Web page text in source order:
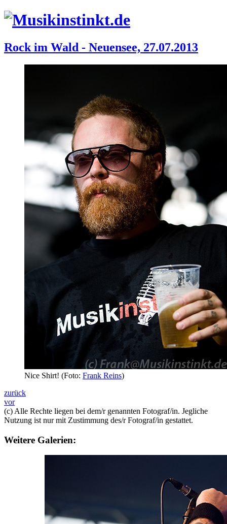
Rock im Wald - Neuensee, 27.07.2013
Nice Shirt! (Foto: Frank Reins)
zurück
vor
(c) Alle Rechte liegen bei dem/r genannten Fotograf/in. Jegliche
Nutzung ist nur mit Zustimmung des/r Fotograf/in gestattet.
Weitere Galerien: